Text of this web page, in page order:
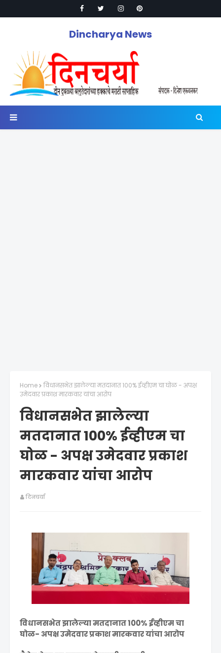
Dincharya News
Home
विधानसभेत झालेल्या मतदानात 100% ईव्हीएम चा घोळ - अपक्ष
उमेदवार प्रकाश मारकवार यांचा आरोप
विधानसभेत झालेल्या
मतदानात 100% ईव्हीएम चा
घोळ - अपक्ष उमेदवार प्रकाश
मारकवार यांचा आरोप
दिनचर्या
विधानसभेत झालेल्या मतदानात 100% ईव्हीएम चा
घोळ- अपक्ष उमेदवार प्रकाश मारकवार यांचा आरोप